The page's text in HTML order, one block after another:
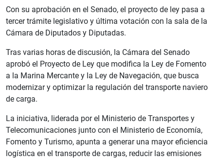
Con su aprobación en el Senado, el proyecto de ley pasa a
tercer trámite legislativo y última votación con la sala de la
Cámara de Diputados y Diputadas.
Tras varias horas de discusión, la Cámara del Senado
aprobó el Proyecto de Ley que modifica la Ley de Fomento
a la Marina Mercante y la Ley de Navegación, que busca
modernizar y optimizar la regulación del transporte naviero
de carga.
La iniciativa, liderada por el Ministerio de Transportes y
Telecomunicaciones junto con el Ministerio de Economía,
Fomento y Turismo, apunta a generar una mayor eficiencia
logística en el transporte de cargas, reducir las emisiones